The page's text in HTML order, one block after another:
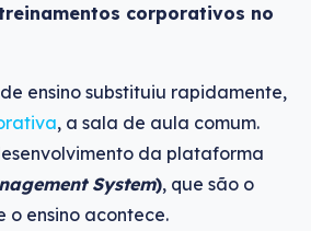
corporativos no
ensino substituiu rapidamente,
, a sala de aula comum.
da plataforma
System), que são o
o ensino acontece.